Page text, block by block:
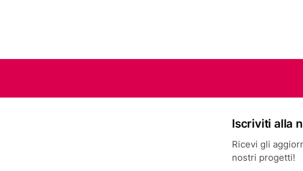
Iscriviti alla
Ricevi gli
nostri progetti!